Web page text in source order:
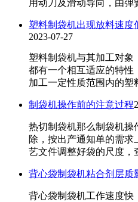
用动刀及滑动导向，由弹
塑料制袋机出现放料速
2023-07-27
塑料制袋机与其加工对象
都有一个相互适应的特性
加工一定性质范围内的塑
制袋机操作前的注意过程
热切制袋机那么制袋机操
除，按出产通知单的需
艺文件调整好袋的尺度，
背心袋制袋机粘合剂层质
背心袋制袋机工作速度快